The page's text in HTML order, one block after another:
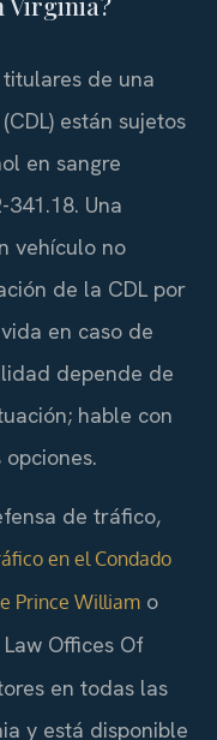
de una
CDL) están sujetos
en sangre
341.18. Una
vehículo no
de la CDL por
en caso de
depende de
hable con
de tráfico,
en el Condado
Prince William o
Law Offices Of
en todas las
y está disponible